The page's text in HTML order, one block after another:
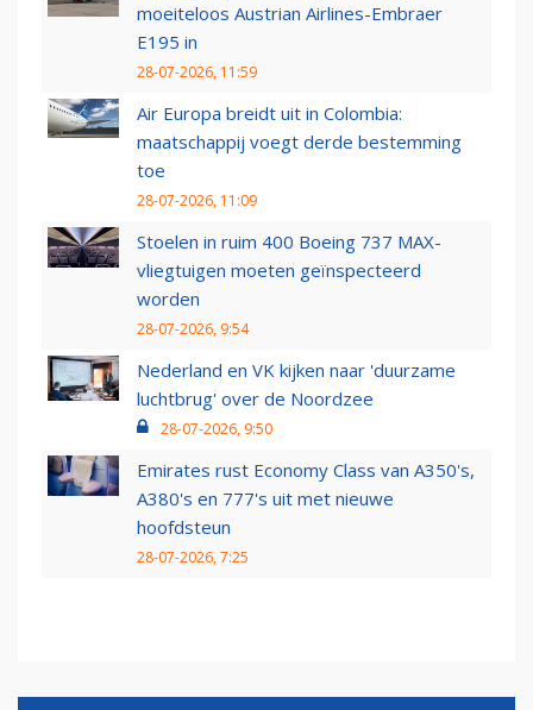
moeiteloos Austrian Airlines-Embraer
E195 in
28-07-2026, 11:59
Air Europa breidt uit in Colombia:
maatschappij voegt derde bestemming
toe
28-07-2026, 11:09
Stoelen in ruim 400 Boeing 737 MAX-
vliegtuigen moeten geïnspecteerd
worden
28-07-2026, 9:54
Nederland en VK kijken naar 'duurzame
luchtbrug' over de Noordzee
28-07-2026, 9:50
Emirates rust Economy Class van A350's,
A380's en 777's uit met nieuwe
hoofdsteun
28-07-2026, 7:25